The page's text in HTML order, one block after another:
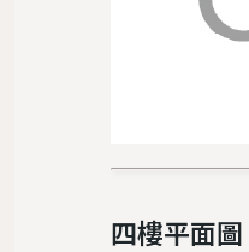
四樓平面圖